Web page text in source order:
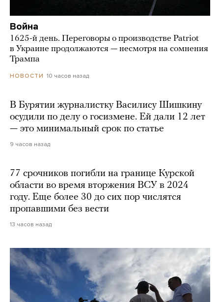
Война
1625-й день. Переговоры о производстве Patriot
в Украине продолжаются — несмотря на сомнения
Трампа
НОВОСТИ 10 часов назад
В Бурятии журналистку Василису Шишкину
осудили по делу о госизмене. Ей дали 12 лет
— это минимальный срок по статье
9 часов назад
77 срочников погибли на границе Курской
области во время вторжения ВСУ в 2024
году. Еще более 30 до сих пор числятся
пропавшими без вести
13 часов назад